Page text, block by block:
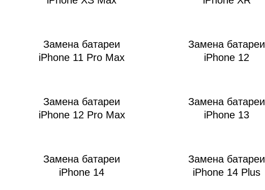
Замена батареи
iPhone 11 Pro Max
Замена батареи
iPhone 12
Замена батареи
iPhone 12 Pro Max
Замена батареи
iPhone 13
Замена батареи
iPhone 14
Замена батареи
iPhone 14 Plus